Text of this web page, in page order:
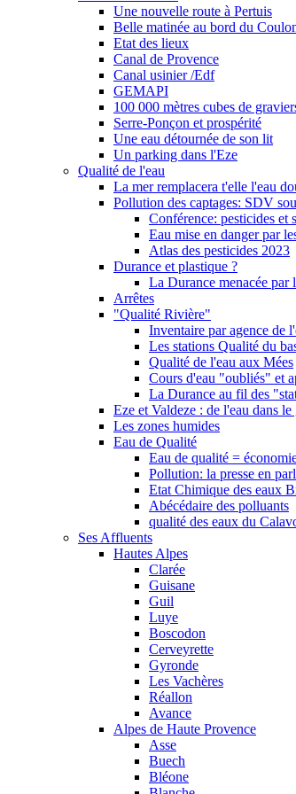
Une nouvelle route à Pertuis
Belle matinée au bord du
Etat des lieux
Canal de Provence
Canal usinier /Edf
GEMAPI
100 000 mètres cubes de
Serre-Ponçon et prospérité
Une eau détournée de son lit
Un parking dans l'Eze
Qualité de l'eau
La mer remplacera t'elle l'eau
Pollution des captages: SDV
Conférence: pesticides et
Eau mise en danger par
Atlas des pesticides 2023
Durance et plastique ?
La Durance menacée par
Arrêtes
"Qualité Rivière"
Inventaire par agence de
Les stations Qualité du
Qualité de l'eau aux Mées
Cours d'eau "oubliés" et
La Durance au fil des
Eze et Valdeze : de l'eau dans le
Les zones humides
Eau de Qualité
Eau de qualité =
Pollution: la presse en
Etat Chimique des eaux
Abécédaire des polluants
qualité des eaux du
Ses Affluents
Hautes Alpes
Clarée
Guisane
Guil
Luye
Boscodon
Cerveyrette
Gyronde
Les Vachères
Réallon
Avance
Alpes de Haute Provence
Asse
Buech
Bléone